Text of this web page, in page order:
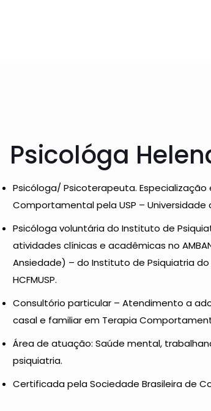
Psicológa
Psicóloga/ Psicoterapeuta.
Comportamental pela USP – Universidade
Psicóloga voluntária do Instituto de
atividades clínicas e acadêmicas no
Ansiedade) – do Instituto de Psiquiatria
HCFMUSP.
Consultório particular – Atendimento a
casal e familiar em Terapia
Área de atuação: Saúde mental,
psiquiatria.
Certificada pela Sociedade Brasileira de